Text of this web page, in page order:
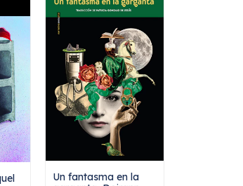
Un fantasma en la